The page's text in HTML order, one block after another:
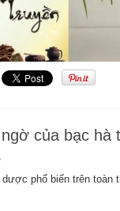
của bạc hà
dược phổ biến trên